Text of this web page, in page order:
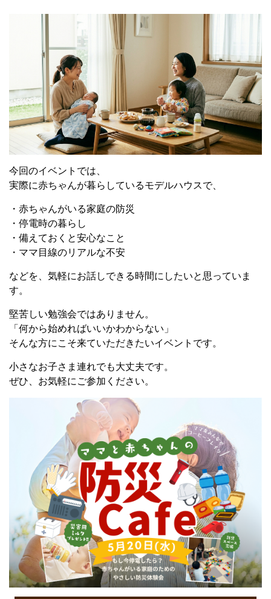
今回のイベントでは、
実際に赤ちゃんが暮らしているモデルハウスで、
・赤ちゃんがいる家庭の防災
・停電時の暮らし
・備えておくと安心なこと
・ママ目線のリアルな不安
などを、気軽にお話しできる時間にしたいと思っていま
す。
堅苦しい勉強会ではありません。
「何から始めればいいかわからない」
そんな方にこそ来ていただきたいイベントです。
小さなお子さま連れでも大丈夫です。
ぜひ、お気軽にご参加ください。